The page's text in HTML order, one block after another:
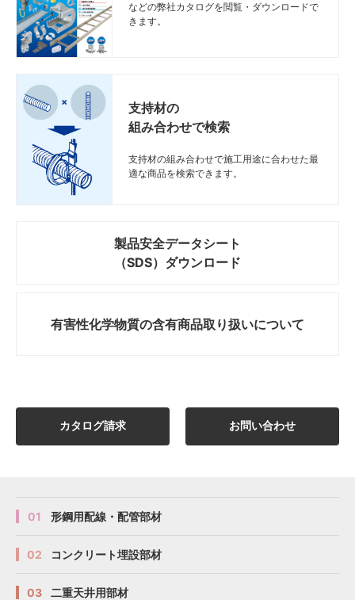
などの弊社カタログを閲覧・ダウンロードで
きます。
支持材の
組み合わせで検索
支持材の組み合わせで施工用途に合わせた最
適な商品を検索できます。
製品安全データシート
（SDS）ダウンロード
有害性化学物質の含有商品取り扱いについて
カタログ請求 お問い合わせ
01 形鋼用配線・配管部材
02 コンクリート埋設部材
03 二重天井用部材